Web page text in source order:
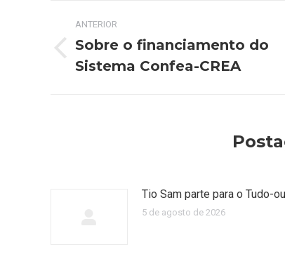
Navegação
de
post:
ANTERIOR
anterior:
Sobre o financiamento do
Sistema Confea-CREA
Tio Sam parte para o Tudo-
5 de agosto de 2026